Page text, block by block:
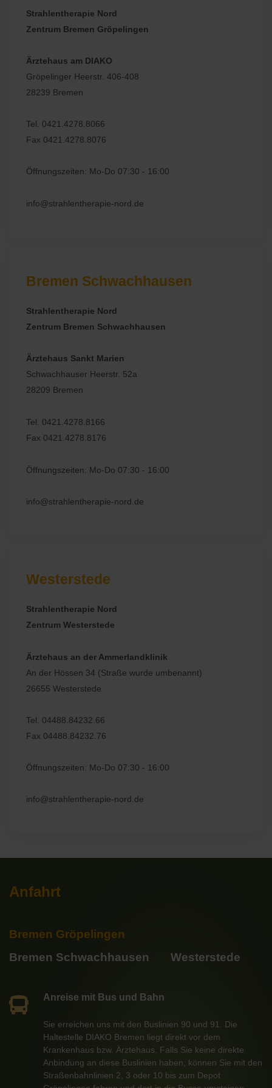
Strahlentherapie Nord
Zentrum Bremen Gröpelingen
Ärztehaus am DIAKO
Gröpelinger Heerstr. 406-408
28239 Bremen
Tel. 0421.4278.8066
Fax 0421.4278.8076
Öffnungszeiten: Mo-Do 07:30 - 16:00
info@strahlentherapie-nord.de
Bremen Schwachhausen
Strahlentherapie Nord
Zentrum Bremen Schwachhausen
Ärztehaus Sankt Marien
Schwachhauser Heerstr. 52a
28209 Bremen
Tel. 0421.4278.8166
Fax 0421.4278.8176
Öffnungszeiten: Mo-Do 07:30 - 16:00
info@strahlentherapie-nord.de
Westerstede
Strahlentherapie Nord
Zentrum Westerstede
Ärztehaus an der Ammerlandklinik
An der Hössen 34 (Straße wurde umbenannt)
26655 Westerstede
Tel. 04488.84232.66
Fax 04488.84232.76
Öffnungszeiten: Mo-Do 07:30 - 16:00
info@strahlentherapie-nord.de
Anfahrt
Bremen Gröpelingen
Bremen Schwachhausen
Westerstede
Anreise mit Bus und Bahn
Sie erreichen uns mit den Buslinien 90 und 91. Die
Haltestelle DIAKO Bremen liegt direkt vor dem
Krankenhaus bzw. Ärztehaus. Falls Sie keine direkte
Anbindung an diese Buslinien haben, können Sie mit den
Straßenbahnlinien 2, 3 oder 10 bis zum Depot